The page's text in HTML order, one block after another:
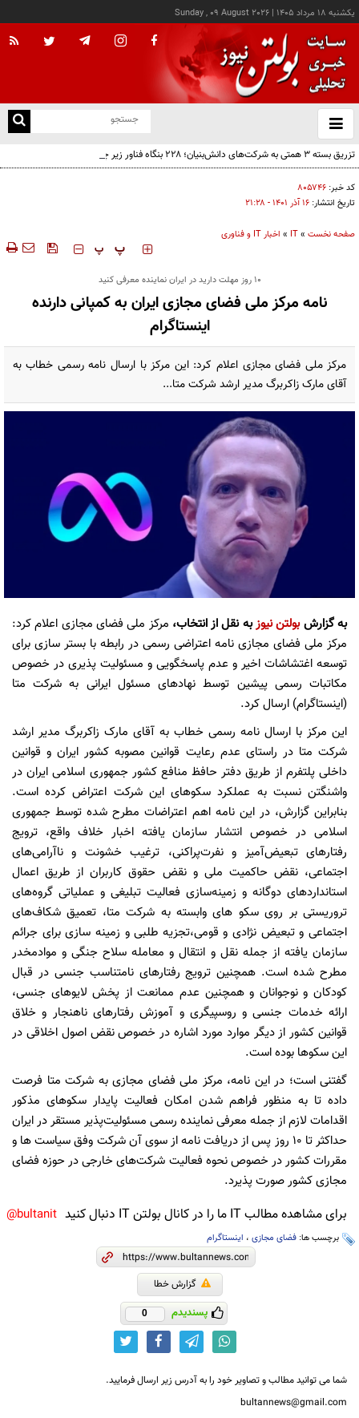
يکشنبه ۱۸ مرداد ۱۴۰۵ |
Sunday , 09 August 2026
باز
و
تزریق بسته ۳ همتی به شرکت‌های دانش‌بنیان؛ ۲۲۸ بنگاه فناور زیر چتر حمایت دولت
کد خبر: ۸۰۵۷۴۶
تاریخ انتشار: ۱۶ آذر ۱۴۰۱ - ۲۱:۲۸
صفحه نخست »
IT
» اخبار IT و فناوری
‍‍‍ پ پ
۱۰ روز مهلت دارید در ایران نماینده معرفی کنید
نامه مرکز ملی فضای مجازی ایران به کمپانی دارنده
اینستاگرام
مرکز ملی فضای مجازی اعلام کرد: این مرکز با ارسال نامه رسمی خطاب به
آقای مارک زاکربرگ مدیر ارشد شرکت متا...
به گزارشبولتن نیوزبه نقل از انتخاب، مرکز ملی فضای مجازی اعلام کرد:
مرکز ملی فضای مجازی نامه اعتراضی رسمی در رابطه با بستر سازی برای
توسعه اغتشاشات اخیر و عدم پاسخگویی و مسئولیت پذیری در خصوص
مکاتبات رسمی پیشین توسط نهادهای مسئول ایرانی به شرکت متا
(اینستاگرام) ارسال کرد.
این مرکز با ارسال نامه رسمی خطاب به آقای مارک زاکربرگ مدیر ارشد
شرکت متا در راستای عدم رعایت قوانین مصوبه کشور ایران و قوانین
داخلی پلتفرم از طریق دفتر حافظ منافع کشور جمهوری اسلامی ایران در
واشنگتن نسبت به عملکرد سکوهای این شرکت اعتراض کرده است.
بنابراین گزارش، در این نامه اهم اعتراضات مطرح شده توسط جمهوری
اسلامی در خصوص انتشار سازمان یافته اخبار خلاف واقع، ترویج
رفتارهای تبعیض‌آمیز و نفرت‌پراکنی، ترغیب خشونت و ناآرامی‌های
اجتماعی، نقض حاکمیت ملی و نقض حقوق کاربران از طریق اعمال
استانداردهای دوگانه و زمینه‌سازی فعالیت تبلیغی و عملیاتی گروه‌های
تروریستی بر روی سکو های وابسته به شرکت متا، تعمیق شکاف‌های
اجتماعی و تبعیض نژادی و قومی،تجزیه طلبی و زمینه سازی برای جرائم
سازمان یافته از جمله نقل و انتقال و معامله سلاح جنگی و موادمخدر
مطرح شده است. همچنین ترویج رفتارهای نامتناسب جنسی در قبال
کودکان و نوجوانان و همچنین عدم ممانعت از پخش لایوهای جنسی،
ارائه خدمات جنسی و روسپیگری و آموزش رفتارهای ناهنجار و خلاق
قوانین کشور از دیگر موارد مورد اشاره در خصوص نقض اصول اخلاقی در
این سکوها بوده است.
گفتنی است؛ در این نامه، مرکز ملی فضای مجازی به شرکت متا فرصت
داده تا به منظور فراهم شدن امکان فعالیت پایدار سکوهای مذکور
اقدامات لازم از جمله معرفی نماینده رسمی مسئولیت‌پذیر مستقر در ایران
حداکثر تا 10 روز پس از دریافت نامه از سوی آن شرکت وفق سیاست ها و
مقررات کشور در خصوص نحوه فعالیت شرکت‌های خارجی در حوزه فضای
مجازی کشور صورت پذیرد.
برای مشاهده مطالب IT ما را در کانال بولتن IT دنبال کنید bultanit@
برچسب ها: فضای مجازی ، اینستاگرام
گزارش خطا
پسندیدم 0
شما می توانید مطالب و تصاویر خود را به آدرس زیر ارسال فرمایید.
bultannews@gmail.com